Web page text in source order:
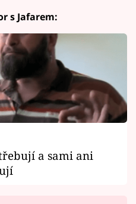
s Jafarem:
a sami ani